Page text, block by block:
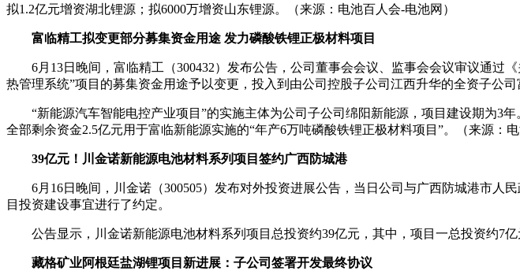
拟1.2亿元增资湖北锂源；拟6000万增资山东锂源。（来源：电池百人会-电池网）
富临精工拟变更部分募集资金用途 发力磷酸铁锂正极材料项目
6月13日晚间，富临精工（300432）发布公告，公司董事会会议、监事会会议审议通
热管理系统”项目的募集资金用途予以变更，投入到由公司控股子公司江西升华的全资子公
“新能源汽车智能电控产业项目”的实施主体为公司子公司绵阳新能源，项目建设期为3
全部剩余资金2.5亿元用于富临新能源实施的“年产6万吨磷酸铁锂正极材料项目”。（来源：电
39亿元！川金诺新能源电池材料系列项目签约广西防城港
6月16日晚间，川金诺（300505）发布对外投资进展公告，当日公司与广西防城港市
目投资建设事宜进行了约定。
公告显示，川金诺新能源电池材料系列项目总投资约39亿元，其中，项目一总投资约7
藏格矿业阿根廷盐湖锂项目新进展：子公司签署开发最终协议